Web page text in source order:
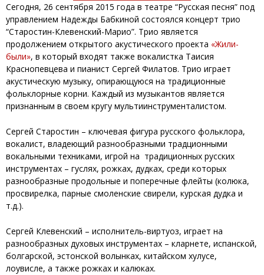
Сегодня, 26 сентября 2015 года в театре “Русская песня” под
управлением Надежды Бабкиной состоялся концерт трио
“Старостин-Клевенский-Марио”. Трио является
продолжением открытого акустического проекта «Жили-
были», в который входят также вокалистка Таисия
Краснопевцева и пианист Сергей Филатов. Трио играет
акустическую музыку, опирающуюся на традиционные
фольклорные корни. Каждый из музыкантов является
признанным в своем кругу мультиинструменталистом.
Сергей Старостин – ключевая фигура русского фольклора,
вокалист, владеющий разнообразными традционными
вокальными техниками, игрой на традиционных русских
инструментах – гуслях, рожках, дудках, среди которых
разнообразные продольные и поперечные флейты (колюка,
просвирелка, парные смоленские свирели, курская дудка и
т.д.).
Сергей Клевенский – исполнитель-виртуоз, играет на
разнообразных духовых инструментах – кларнете, испанской,
болгарской, эстонской волынках, китайском хулусе,
лоувисле, а также рожках и калюках.